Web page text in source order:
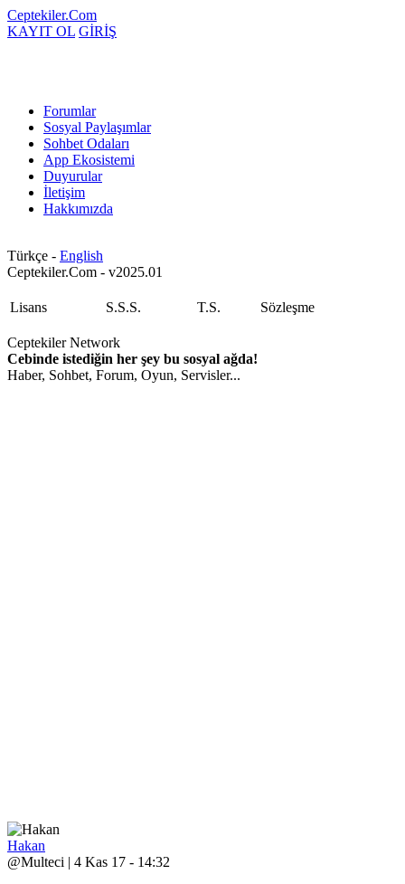
Ceptekiler.Com
KAYIT OL GİRİŞ
Forumlar
Sosyal Paylaşımlar
Sohbet Odaları
App Ekosistemi
Duyurular
İletişim
Hakkımızda
Türkçe - English
Ceptekiler.Com - v2025.01
Lisans S.S.S. T.S. Sözleşme
Ceptekiler Network
Cebinde istediğin her şey bu sosyal ağda!
Haber, Sohbet, Forum, Oyun, Servisler...
Hakan
@Multeci | 4 Kas 17 - 14:32